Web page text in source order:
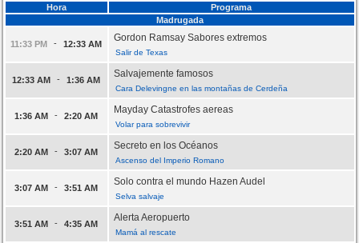
Hora
Programa
Madrugada
11:33 PM - 12:33 AM
Gordon Ramsay Sabores extremos
Salir de Texas
12:33 AM - 1:36 AM
Salvajemente famosos
Cara Delevingne en las montañas de Cerdeña
1:36 AM - 2:20 AM
Mayday Catastrofes aereas
Volar para sobrevivir
2:20 AM - 3:07 AM
Secreto en los Océanos
Ascenso del Imperio Romano
3:07 AM - 3:51 AM
Solo contra el mundo Hazen Audel
Selva salvaje
3:51 AM - 4:35 AM
Alerta Aeropuerto
Mamá al rescate